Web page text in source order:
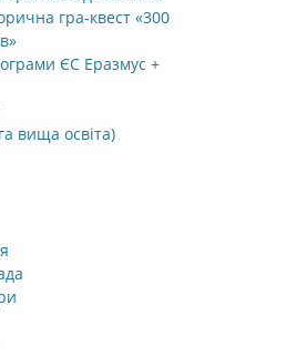
гра-квест «300
ЄС Еразмус +
вища освіта)